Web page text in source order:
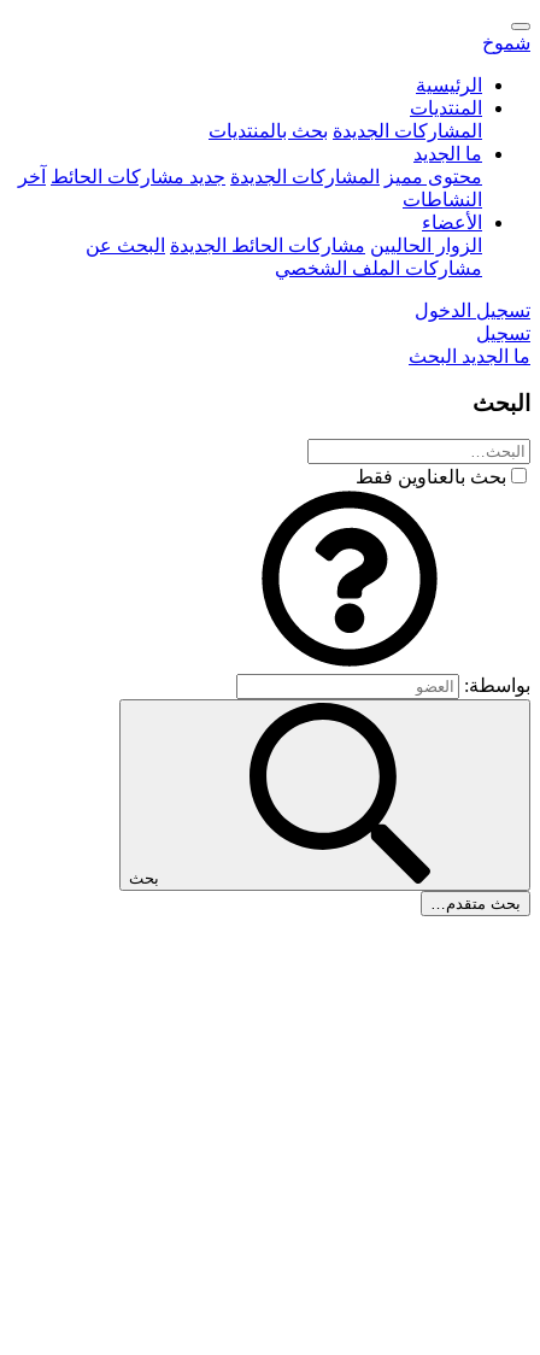
شموخ
الرئيسية
المنتديات
المشاركات الجديدة بحث بالمنتديات
ما الجديد
محتوى مميز
المشاركات الجديدة جديد مشاركات الحائط آخر
النشاطات
الأعضاء
الزوار الحاليين مشاركات الحائط الجديدة البحث عن
مشاركات الملف الشخصي
تسجيل الدخول
تسجيل
ما الجديد البحث
البحث
بحث بالعناوين فقط
بواسطة:
بحث
بحث متقدم…